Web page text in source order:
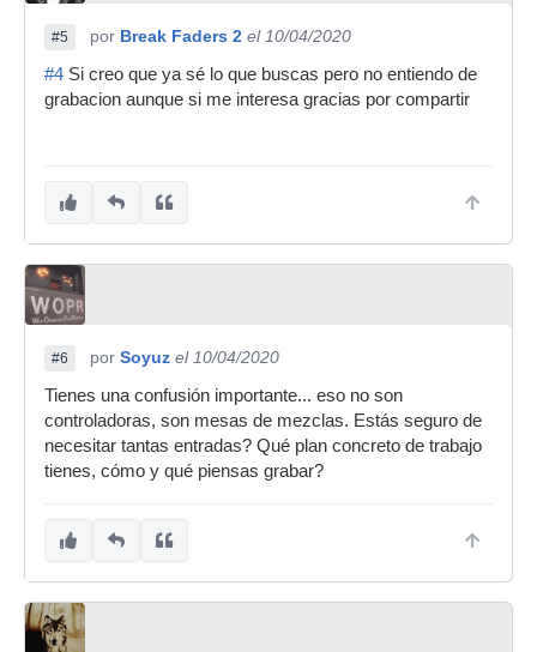
#5 por Break Faders 2 el 10/04/2020
#4 Si creo que ya sé lo que buscas pero no entiendo de
grabacion aunque si me interesa gracias por compartir
#6 por Soyuz el 10/04/2020
Tienes una confusión importante... eso no son
controladoras, son mesas de mezclas. Estás seguro de
necesitar tantas entradas? Qué plan concreto de trabajo
tienes, cómo y qué piensas grabar?